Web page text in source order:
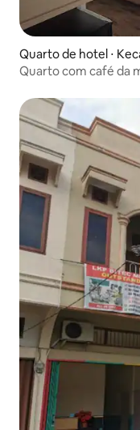
Quarto de hotel ⋅
Quarto com café da